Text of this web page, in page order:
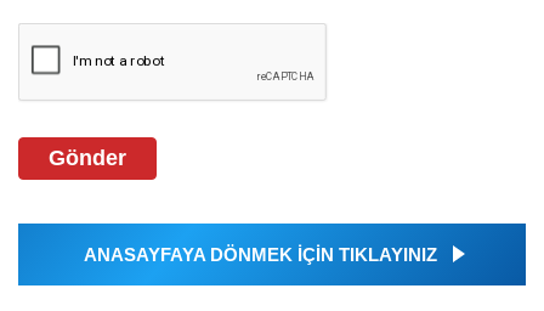
Gönder
ANASAYFAYA DÖNMEK İÇİN TIKLAYINIZ